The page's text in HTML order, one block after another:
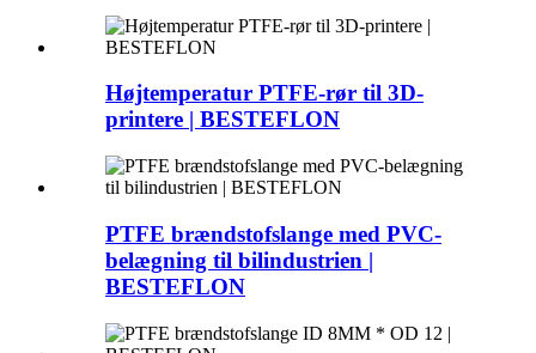
Højtemperatur PTFE-rør til 3D-
printere | BESTEFLON
PTFE brændstofslange med PVC-
belægning til bilindustrien |
BESTEFLON